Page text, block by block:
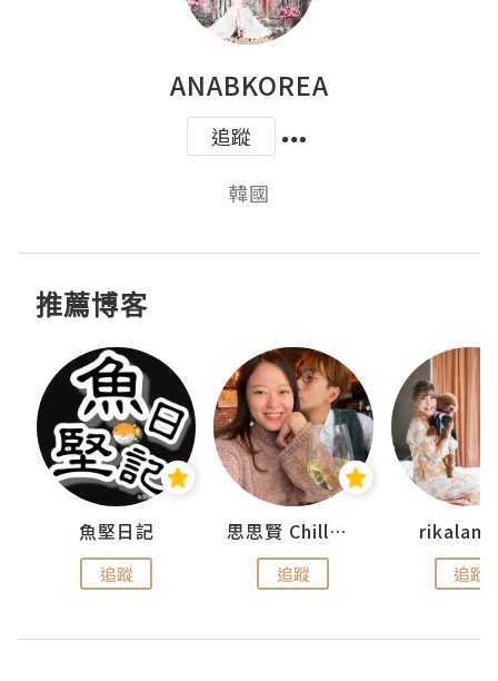
ANABKOREA
追蹤
韓國
推薦博客
魚堅日記
追蹤
思思賢 ChillMyBabe
追蹤 追蹤